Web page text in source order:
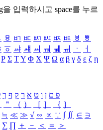
을 입력하시고 space를 누르
ㅱ ㅲ ㅳ ㅴ ㅵ ㅶ ㅷ ㅸ
ㅹ
ㆆ ㆇ ㆈ ㆉ ㆊ ㆋ ㆌ ㆍ
ㆎ
Ρ Σ ΤΥ Φ Χ Ψ Ω α β γ δ ε ζ η
פ ם ן ו ט א ר ק ף ך
＂ （ ） ［ ］ ｛ ｝
≒ ≪ ≫ √ ∽ ∝ ∵ ∫ ∬ ∈ ∋
∑ ∏ ＋ － ＜ ＝
＞